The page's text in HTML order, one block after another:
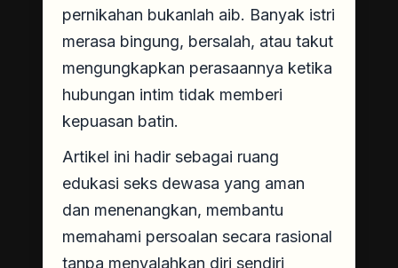
pernikahan bukanlah aib. Banyak istri
merasa bingung, bersalah, atau takut
mengungkapkan perasaannya ketika
hubungan intim tidak memberi
kepuasan batin.
Artikel ini hadir sebagai ruang
edukasi seks dewasa yang aman
dan menenangkan, membantu
memahami persoalan secara rasional
tanpa menyalahkan diri sendiri